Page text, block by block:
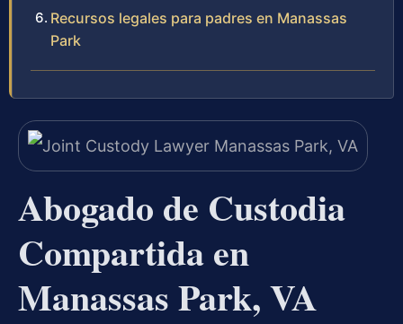
Recursos legales para padres en Manassas
Park
Abogado de Custodia
Compartida en
Manassas Park, VA